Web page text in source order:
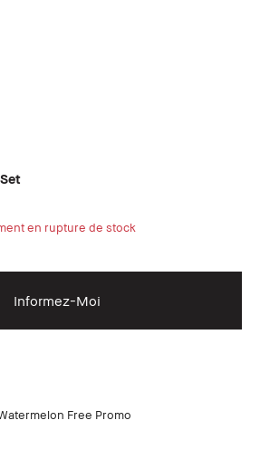
en rupture de stock
Informez-Moi